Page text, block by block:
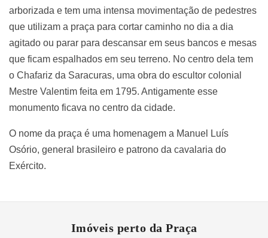
arborizada e tem uma intensa movimentação de pedestres
que utilizam a praça para cortar caminho no dia a dia
agitado ou parar para descansar em seus bancos e mesas
que ficam espalhados em seu terreno. No centro dela tem
o Chafariz da Saracuras, uma obra do escultor colonial
Mestre Valentim feita em 1795. Antigamente esse
monumento ficava no centro da cidade.
O nome da praça é uma homenagem a Manuel Luís
Osório, general brasileiro e patrono da cavalaria do
Exército.
Imóveis perto da Praça